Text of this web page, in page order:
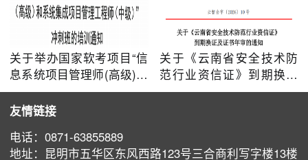
关于举办国家软考项目“信
息系统项目管理师(高级)和
系统集成项目管理工程师
(中级)”冲刺班的培训通知
关于《云南省安全技术防
范行业资信证》到期换证
及证书年审的通知
友情链接
电话：0871-63855889
地址：昆明市五华区东风西路123号三合商利写字楼13楼